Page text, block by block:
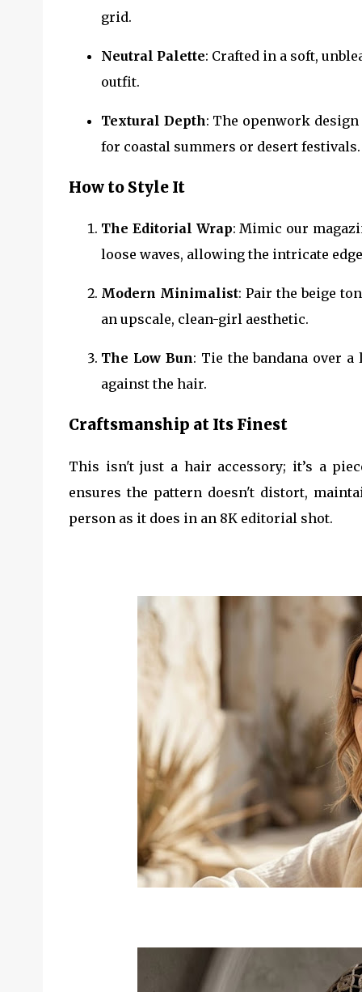
grid.
Neutral Palette: Crafted in a soft,
outfit.
Textural Depth: The openwork
for coastal summers or desert festivals.
How to Style It
The Editorial Wrap: Mimic our
loose waves, allowing the intricate
Modern Minimalist: Pair the beige
an upscale, clean-girl aesthetic.
The Low Bun: Tie the bandana over
against the hair.
Craftsmanship at Its Finest
This isn't just a hair accessory; it’s a
ensures the pattern doesn't distort,
person as it does in an 8K editorial shot.